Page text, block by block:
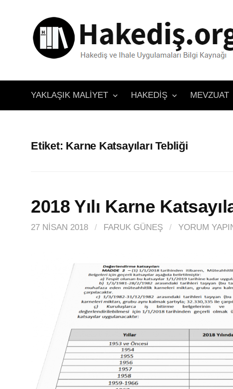
YAKLAŞIK MALIYET HAKEDIŞ MEVZUAT
Etiket: Karne Katsayıları Tebliği
2018 Yılı Karne
27 NISAN 2018 / FARUK GÜNEŞ / YORUM